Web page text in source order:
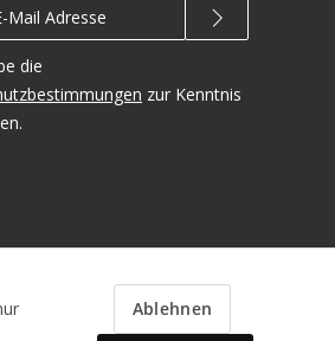
die
zur Kenntnis
Ablehnen